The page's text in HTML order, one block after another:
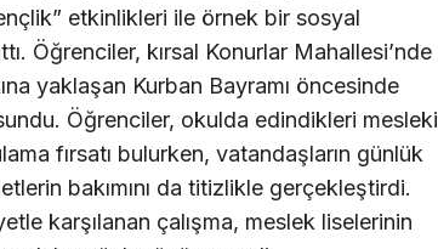
etkinlikleri ile örnek bir sosyal
Öğrenciler, kırsal Konurlar Mahallesi’nde
yaklaşan Kurban Bayramı öncesinde
Öğrenciler, okulda edindikleri mesleki
fırsatı bulurken, vatandaşların günlük
bakımını da titizlikle gerçekleştirdi.
karşılanan çalışma, meslek liselerinin